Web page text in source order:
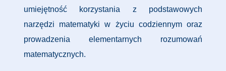
umiejętność korzystania z podstawowych
narzędzi matematyki w życiu codziennym oraz
prowadzenia elementarnych rozumowań
matematycznych.